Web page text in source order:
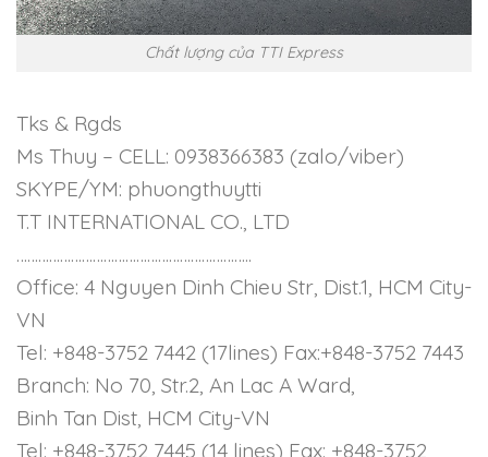
Chất lượng của TTI Express
Tks & Rgds
Ms Thuy – CELL: 0938366383 (zalo/viber)
SKYPE/YM: phuongthuytti
T.T INTERNATIONAL CO., LTD
………………………………………………………..
Office: 4 Nguyen Dinh Chieu Str, Dist.1, HCM City-
VN
Tel: +848-3752 7442 (17lines) Fax:+848-3752 7443
Branch: No 70, Str.2, An Lac A Ward,
Binh Tan Dist, HCM City-VN
Tel: +848-3752 7445 (14 lines) Fax: +848-3752